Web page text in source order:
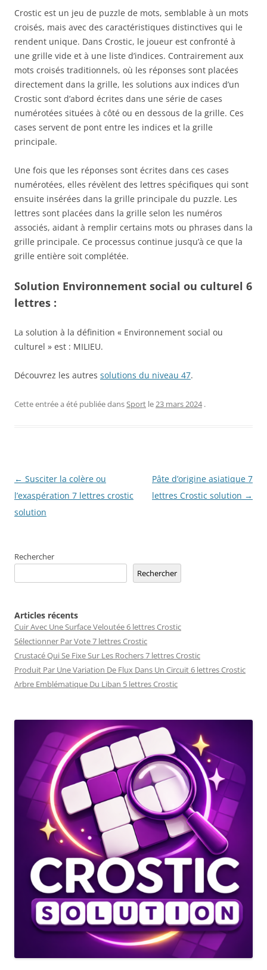
Crostic est un jeu de puzzle de mots, semblable à un mots
croisés, mais avec des caractéristiques distinctives qui le
rendent unique. Dans Crostic, le joueur est confronté à
une grille vide et à une liste d’indices. Contrairement aux
mots croisés traditionnels, où les réponses sont placées
directement dans la grille, les solutions aux indices d’un
Crostic sont d’abord écrites dans une série de cases
numérotées situées à côté ou en dessous de la grille. Ces
cases servent de pont entre les indices et la grille
principale.
Une fois que les réponses sont écrites dans ces cases
numérotées, elles révèlent des lettres spécifiques qui sont
ensuite insérées dans la grille principale du puzzle. Les
lettres sont placées dans la grille selon les numéros
associés, aidant à remplir certains mots ou phrases dans la
grille principale. Ce processus continue jusqu’à ce que la
grille entière soit complétée.
Solution Environnement social ou culturel 6
lettres :
La solution à la définition « Environnement social ou
culturel » est : MILIEU.
Découvrez les autres solutions du niveau 47.
Cette entrée a été publiée dansSport le23 mars 2024 .
Navigation
des
articles
← Susciter la colère ou
l’exaspération 7 lettres crostic
solution
Pâte d’origine asiatique 7
lettres Crostic solution →
Rechercher
Rechercher
Articles récents
Cuir Avec Une Surface Veloutée 6 lettres Crostic
Sélectionner Par Vote 7 lettres Crostic
Crustacé Qui Se Fixe Sur Les Rochers 7 lettres Crostic
Produit Par Une Variation De Flux Dans Un Circuit 6 lettres Crostic
Arbre Emblématique Du Liban 5 lettres Crostic